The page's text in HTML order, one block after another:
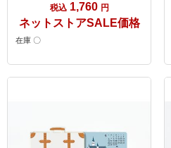
税込 1,760 円
ネットストアSALE価格
在庫 〇